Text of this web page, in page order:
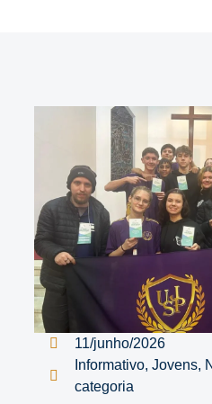
11/junho/2026
Informativo,Jovens,
categoria